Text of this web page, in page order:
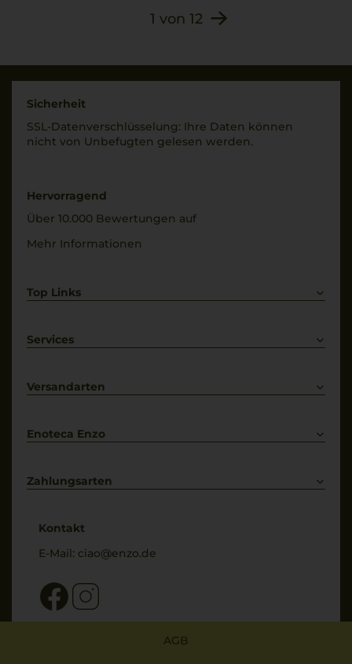
1 von 12
Sicherheit
SSL-Daten­verschlüs­selung: Ihre Daten können
nicht von Unbe­fugten gelesen werden.
Hervorragend
Über 10.000 Bewertungen auf
Mehr Informationen
Top Links
Weißwein
Services
Kontakt
Versandarten
Enoteca Enzo
Bewertungs-Richtlinien
Zahlungsarten
Kontakt
E-Mail: ciao@enzo.de
AGB